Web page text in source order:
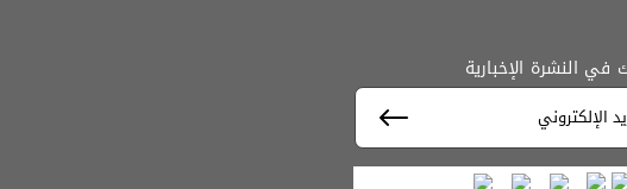
في النشرة الإخبارية